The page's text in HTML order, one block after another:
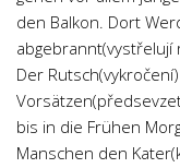
den Balkon. Dort
abgebrannt(vystřelují
Der
bis in die Frühen
Manschen den